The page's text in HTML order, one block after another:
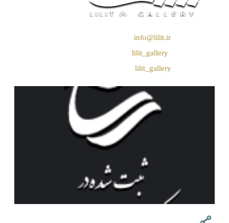
info@lilit.ir
lilit_gallery
lilit_gallery